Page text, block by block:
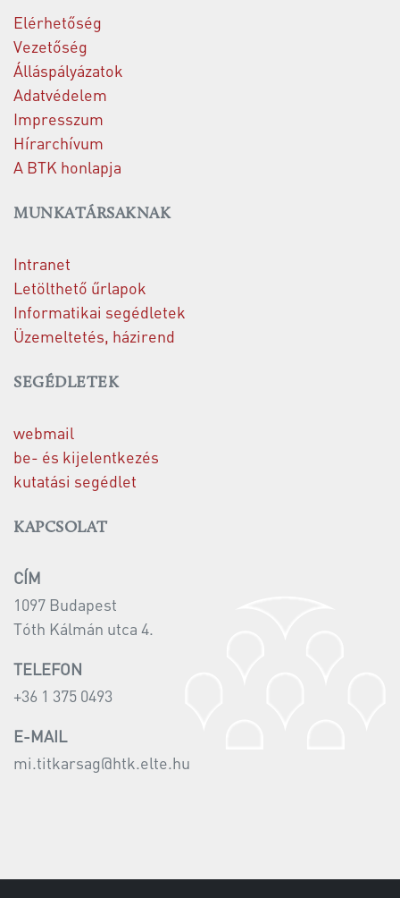
Elérhetőség
Vezetőség
Álláspályázatok
Adatvédelem
Impresszum
Hírarchívum
A BTK honlapja
MUNKATÁRSAKNAK
Intranet
Letölthető űrlapok
Informatikai segédletek
Üzemeltetés, házirend
SEGÉDLETEK
webmail
be- és kijelentkezés
kutatási segédlet
KAPCSOLAT
CÍM
1097 Budapest
Tóth Kálmán utca 4.
TELEFON
+36 1 375 0493
E-MAIL
mi.titkarsag@htk.elte.hu